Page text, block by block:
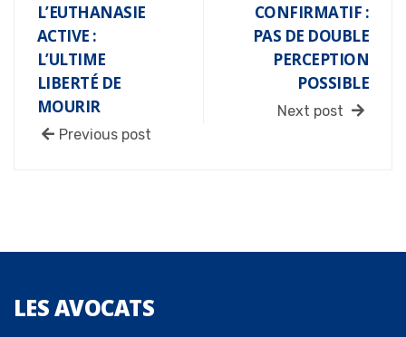
L’EUTHANASIE
ACTIVE :
L’ULTIME
LIBERTÉ DE
MOURIR
Previous post
CONFIRMATIF :
PAS DE DOUBLE
PERCEPTION
POSSIBLE
Next post
LESAVOCATS